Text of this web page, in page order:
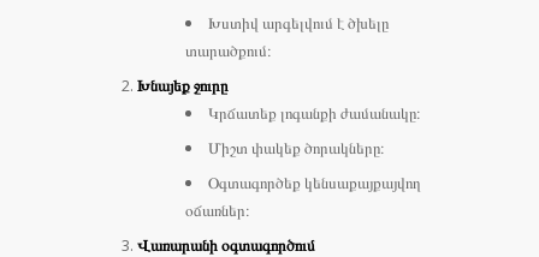
Խստիվ արգելվում է ծխելը
տարածքում։
Խնայեք ջուրը
Կրճատեք լոգանքի ժամանակը։
Միշտ փակեք ծորակները։
Օգտագործեք կենսաքայքայվող
օճառներ։
Վառարանի օգտագործում